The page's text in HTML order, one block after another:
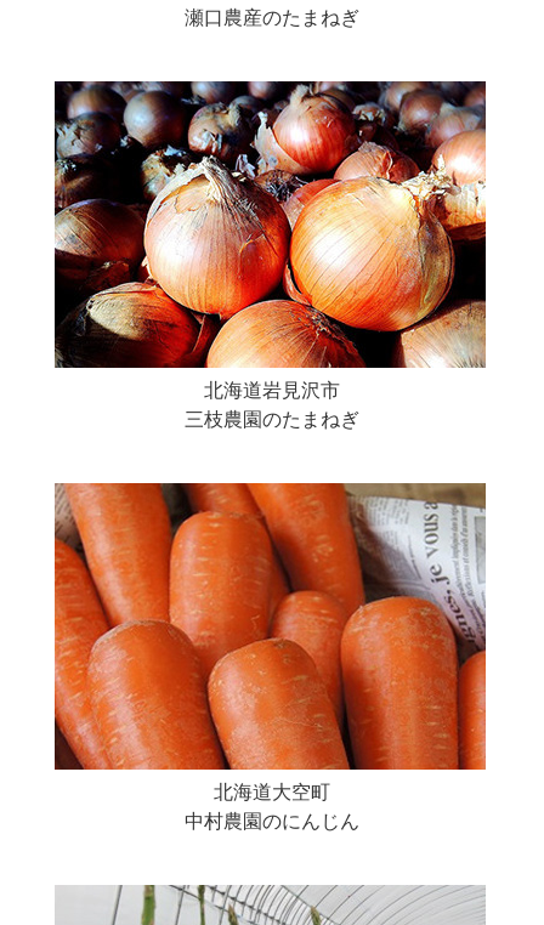
瀬口農産のたまねぎ
北海道岩見沢市
三枝農園のたまねぎ
北海道大空町
中村農園のにんじん